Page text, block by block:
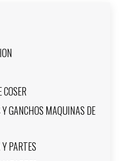
GANCHOS MAQUINAS DE
PARTES